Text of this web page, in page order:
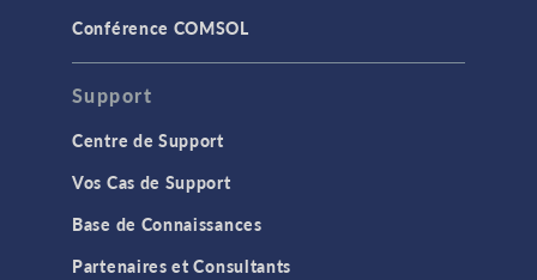
Conférence COMSOL
Support
Centre de Support
Vos Cas de Support
Base de Connaissances
Partenaires et Consultants